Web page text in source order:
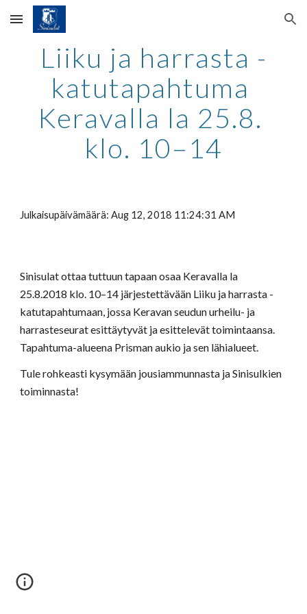
Skip to main content Skip to navigation
Liiku ja harrasta -
katutapahtuma
Keravalla la 25.8.
klo. 10–14
Julkaisupäivämäärä: Aug 12, 2018 11:24:31 AM
Sinisulat ottaa tuttuun tapaan osaa Keravalla la
25.8.2018 klo. 10–14 järjestettävään Liiku ja harrasta -
katutapahtumaan, jossa Keravan seudun urheilu- ja
harrasteseurat esittäytyvät ja esittelevät toimintaansa.
Tapahtuma-alueena Prisman aukio ja sen lähialueet.
Tule rohkeasti kysymään jousiammunnasta ja Sinisulkien
toiminnasta!